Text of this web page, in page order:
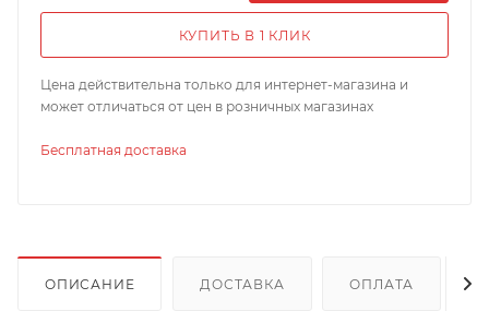
КУПИТЬ В 1 КЛИК
Цена действительна только для интернет-магазина и
может отличаться от цен в розничных магазинах
Бесплатная доставка
ОПИСАНИЕ ДОСТАВКА ОПЛАТА